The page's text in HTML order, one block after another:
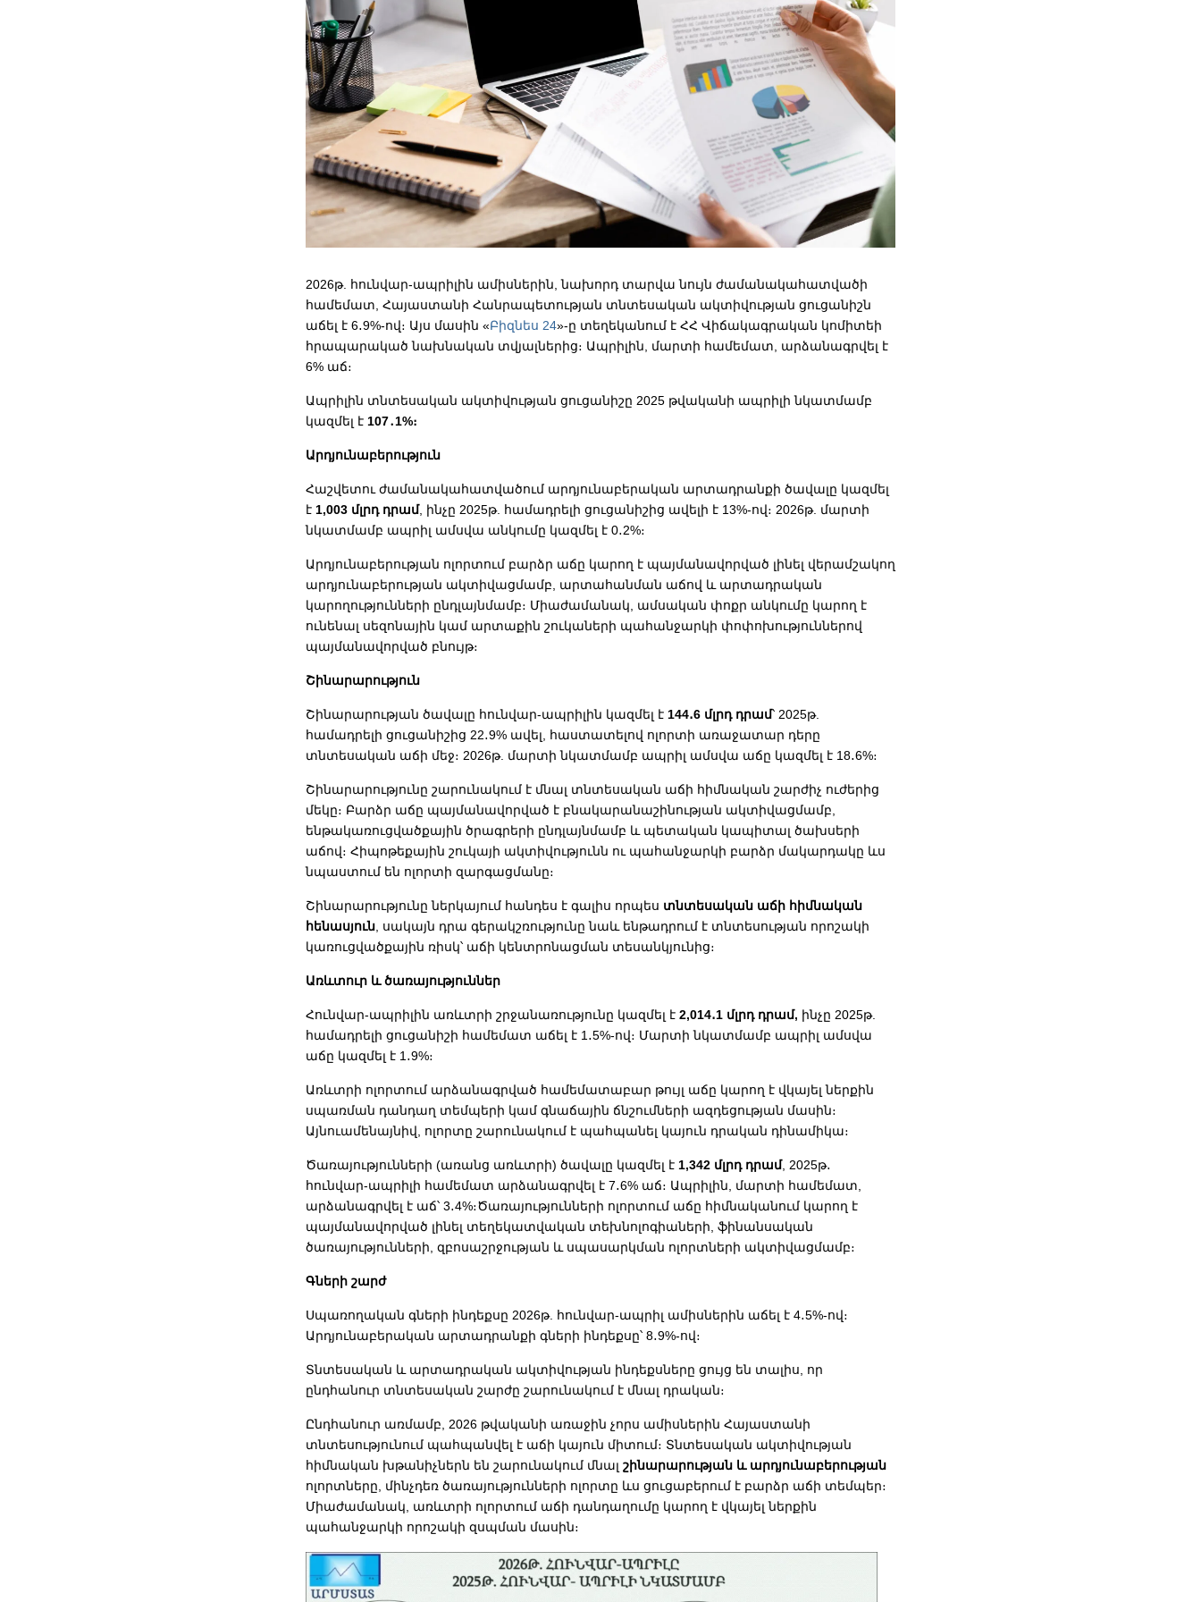
2026թ. հունվար-ապրիլին ամիսներին, նախորդ տարվա նույն ժամանակահատվածի
համեմատ, Հայաստանի Հանրապետության տնտեսական ակտիվության ցուցանիշն
աճել է 6․9%-ով։ Այս մասին «Բիզնես 24»-ը տեղեկանում է ՀՀ Վիճակագրական կոմիտեի
հրապարակած նախնական տվյալներից։ Ապրիլին, մարտի համեմատ, արձանագրվել է
6% աճ։
Ապրիլին տնտեսական ակտիվության ցուցանիշը 2025 թվականի ապրիլի նկատմամբ
կազմել է 107․1%։
Արդյունաբերություն
Հաշվետու ժամանակահատվածում արդյունաբերական արտադրանքի ծավալը կազմել
է 1,003 մլրդ դրամ, ինչը 2025թ. համադրելի ցուցանիշից ավելի է 13%-ով։ 2026թ. մարտի
նկատմամբ ապրիլ ամսվա անկումը կազմել է 0․2%։
Արդյունաբերության ոլորտում բարձր աճը կարող է պայմանավորված լինել վերամշակող
արդյունաբերության ակտիվացմամբ, արտահանման աճով և արտադրական
կարողությունների ընդլայնմամբ։ Միաժամանակ, ամսական փոքր անկումը կարող է
ունենալ սեզոնային կամ արտաքին շուկաների պահանջարկի փոփոխություններով
պայմանավորված բնույթ։
Շինարարություն
Շինարարության ծավալը հունվար-ապրիլին կազմել է 144․6 մլրդ դրամ՝ 2025թ.
համադրելի ցուցանիշից 22․9% ավել, հաստատելով ոլորտի առաջատար դերը
տնտեսական աճի մեջ։ 2026թ. մարտի նկատմամբ ապրիլ ամսվա աճը կազմել է 18․6%։
Շինարարությունը շարունակում է մնալ տնտեսական աճի հիմնական շարժիչ ուժերից
մեկը։ Բարձր աճը պայմանավորված է բնակարանաշինության ակտիվացմամբ,
ենթակառուցվածքային ծրագրերի ընդլայնմամբ և պետական կապիտալ ծախսերի
աճով։ Հիպոթեքային շուկայի ակտիվությունն ու պահանջարկի բարձր մակարդակը ևս
նպաստում են ոլորտի զարգացմանը։
Շինարարությունը ներկայում հանդես է գալիս որպես տնտեսական աճի հիմնական
հենասյուն, սակայն դրա գերակշռությունը նաև ենթադրում է տնտեսության որոշակի
կառուցվածքային ռիսկ՝ աճի կենտրոնացման տեսանկյունից։
Առևտուր և ծառայություններ
Հունվար-ապրիլին առևտրի շրջանառությունը կազմել է 2,014․1 մլրդ դրամ, ինչը 2025թ.
համադրելի ցուցանիշի համեմատ աճել է 1․5%-ով։ Մարտի նկատմամբ ապրիլ ամսվա
աճը կազմել է 1․9%։
Առևտրի ոլորտում արձանագրված համեմատաբար թույլ աճը կարող է վկայել ներքին
սպառման դանդաղ տեմպերի կամ գնաճային ճնշումների ազդեցության մասին։
Այնուամենայնիվ, ոլորտը շարունակում է պահպանել կայուն դրական դինամիկա։
Ծառայությունների (առանց առևտրի) ծավալը կազմել է 1,342 մլրդ դրամ, 2025թ․
հունվար-ապրիլի համեմատ արձանագրվել է 7․6% աճ։ Ապրիլին, մարտի համեմատ,
արձանագրվել է աճ՝ 3․4%։Ծառայությունների ոլորտում աճը հիմնականում կարող է
պայմանավորված լինել տեղեկատվական տեխնոլոգիաների, ֆինանսական
ծառայությունների, զբոսաշրջության և սպասարկման ոլորտների ակտիվացմամբ։
Գների շարժ
Սպառողական գների ինդեքսը 2026թ. հունվար-ապրիլ ամիսներին աճել է 4․5%-ով։
Արդյունաբերական արտադրանքի գների ինդեքսը՝ 8․9%-ով։
Տնտեսական և արտադրական ակտիվության ինդեքսները ցույց են տալիս, որ
ընդհանուր տնտեսական շարժը շարունակում է մնալ դրական։
Ընդհանուր առմամբ, 2026 թվականի առաջին չորս ամիսներին Հայաստանի
տնտեսությունում պահպանվել է աճի կայուն միտում։ Տնտեսական ակտիվության
հիմնական խթանիչներն են շարունակում մնալ շինարարության և արդյունաբերության
ոլորտները, մինչդեռ ծառայությունների ոլորտը ևս ցուցաբերում է բարձր աճի տեմպեր։
Միաժամանակ, առևտրի ոլորտում աճի դանդաղումը կարող է վկայել ներքին
պահանջարկի որոշակի զսպման մասին։